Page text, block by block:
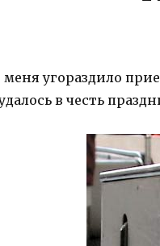
угораздило
в честь